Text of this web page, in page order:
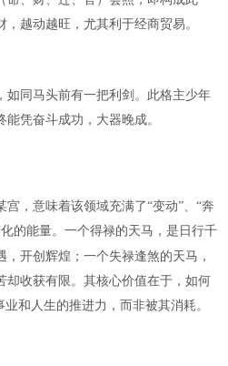
越动越旺，尤其利于经商贸易。
如同马头前有一把利剑。此格主少年
凭奋斗成功，大器晚成。
宫，意味着该领域充满了“变动”、“奔
的能量。一个得禄的天马，是日行千
开创辉煌；一个失禄逢煞的天马，
却收获有限。其核心价值在于，如何
和人生的推进力，而非被其消耗。